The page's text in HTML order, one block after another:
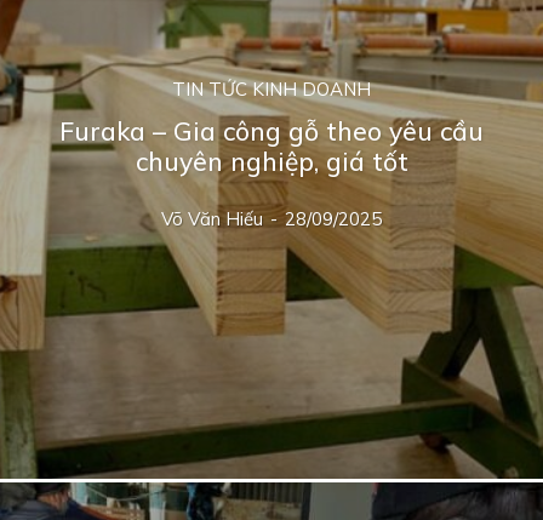
TIN TỨC KINH DOANH
Furaka – Gia công gỗ theo yêu cầu
chuyên nghiệp, giá tốt
Võ Văn Hiếu - 28/09/2025